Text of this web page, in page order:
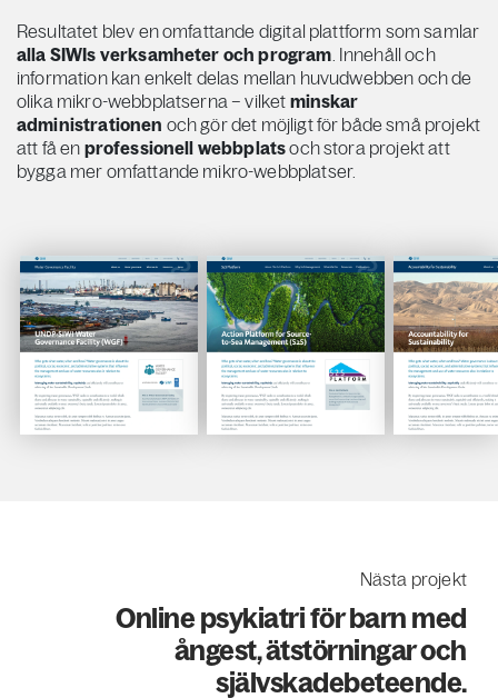
Resultatet blev en omfattande digital plattform som samlar
alla SIWIs verksamheter och program. Innehåll och
information kan enkelt delas mellan huvudwebben och de
olika mikro-webbplatserna – vilket minskar
administrationen och gör det möjligt för både små projekt
att få en professionell webbplatsoch stora projekt att
bygga mer omfattande mikro-webbplatser.
Nästa projekt
Online psykiatri för barn med
ångest, ätstörningar och
självskadebeteende.